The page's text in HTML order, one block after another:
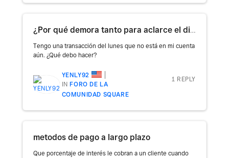
¿Por qué demora tanto para aclarce el dinero?
Tengo una transacción del lunes que no está en mi cuenta
aún. ¿Qué debo hacer?
YENLY92
INFORO DE LA
COMUNIDAD SQUARE
1 REPLY
metodos de pago a largo plazo
Que porcentaje de interés le cobran a un cliente cuando